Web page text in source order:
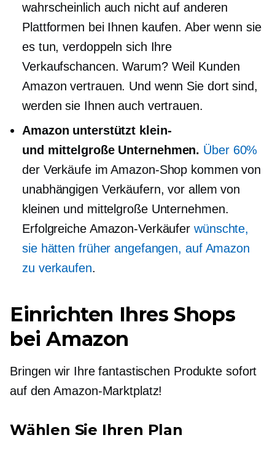
wahrscheinlich auch nicht auf anderen
Plattformen bei Ihnen kaufen. Aber wenn sie
es tun, verdoppeln sich Ihre
Verkaufschancen. Warum? Weil Kunden
Amazon vertrauen. Und wenn Sie dort sind,
werden sie Ihnen auch vertrauen.
Amazon unterstützt klein-
und mittelgroßeUnternehmen. Über 60%
der Verkäufe im Amazon-Shop kommen von
unabhängigen Verkäufern, vor allem von
kleinen und mittelgroßeUnternehmen.
Erfolgreiche Amazon-Verkäufer wünschte,
sie hätten früher angefangen, auf Amazon
zu verkaufen.
Einrichten Ihres Shops
bei Amazon
Bringen wir Ihre fantastischen Produkte sofort
auf den Amazon-Marktplatz!
Wählen Sie Ihren Plan